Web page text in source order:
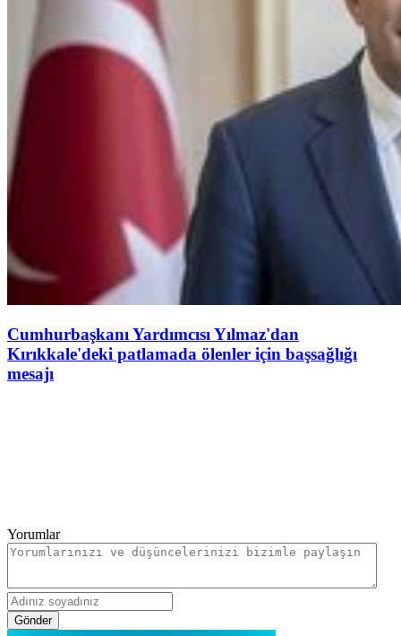
Cumhurbaşkanı Yardımcısı Yılmaz'dan
Kırıkkale'deki patlamada ölenler için başsağlığı
mesajı
Yorumlar
Gönder